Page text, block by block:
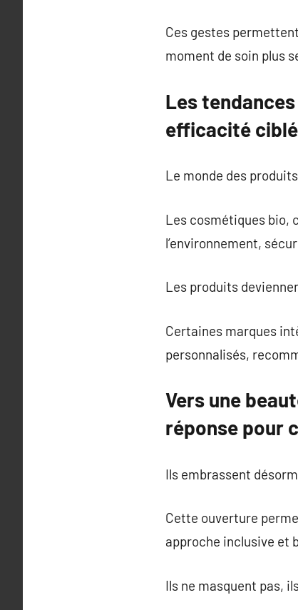
Ces gestes
moment de soin plus
Les
efficacité
Le monde des
Les cosmétiques bio,
l’environnement,
Les produits
Certaines marques
personnalisés,
Vers une
réponse pour
Ils embrassent
Cette ouverture
approche inclusive et
Ils ne masquent pas,